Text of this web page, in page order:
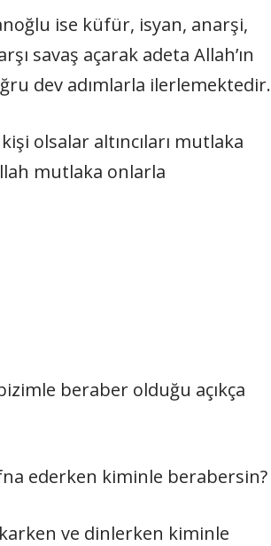
ise küfür, isyan, anarşi,
savaş açarak adeta Allah’ın
dev adımlarla ilerlemektedir.
olsalar altıncıları mutlaka
mutlaka onlarla
beraber olduğu açıkça
ederken kiminle berabersin?
ve dinlerken kiminle